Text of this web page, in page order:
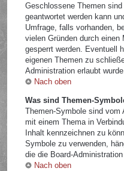
Geschlossene Themen
geantwortet werden kann
Umfrage, falls vorhanden,
vielen Gründen durch einen
gesperrt werden. Eventuell
eigenen Themen zu
Administration erlaubt wurde.
Nach oben
Was sind Themen-
Themen-Symbole sind vom
mit einem Thema in
Inhalt kennzeichnen zu
Symbole zu verwenden,
die die Board-
Nach oben